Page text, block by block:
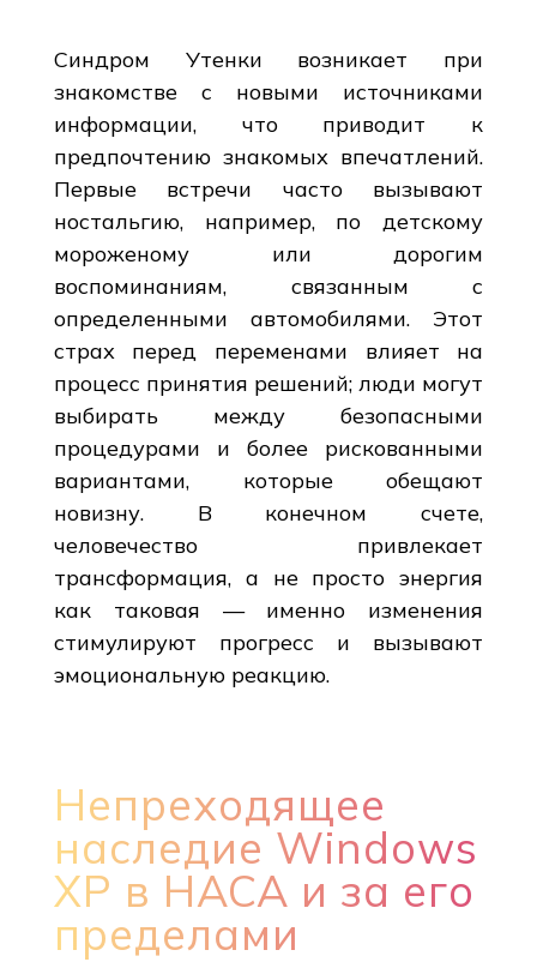
Синдром Утенки возникает при
знакомстве с новыми источниками
информации, что приводит к
предпочтению знакомых впечатлений.
Первые встречи часто вызывают
ностальгию, например, по детскому
мороженому или дорогим
воспоминаниям, связанным с
определенными автомобилями. Этот
страх перед переменами влияет на
процесс принятия решений; люди могут
выбирать между безопасными
процедурами и более рискованными
вариантами, которые обещают
новизну. В конечном счете,
человечество привлекает
трансформация, а не просто энергия
как таковая — именно изменения
стимулируют прогресс и вызывают
эмоциональную реакцию.
Непреходящее
наследие Windows
XP в НАСА и за его
пределами